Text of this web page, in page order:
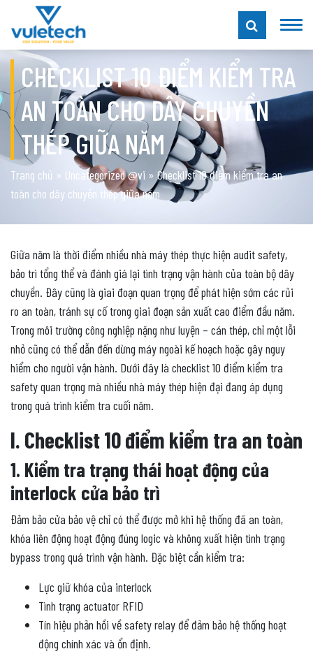
CHECKLIST 10 ĐIỂM KIỂM TRA
AN TOÀN CHO DÂY CHUYỀN
THÉP GIỮA NĂM
Trang chủ » Uncategorized @vi » Checklist 10 điểm kiểm tra an
toàn cho dây chuyền thép giữa năm
Giữa năm là thời điểm nhiều nhà máy thép thực hiện audit safety,
bảo trì tổng thể và đánh giá lại tình trạng vận hành của toàn bộ dây
chuyền. Đây cũng là giai đoạn quan trọng để phát hiện sớm các rủi
ro an toàn, tránh sự cố trong giai đoạn sản xuất cao điểm đầu năm.
Trong môi trường công nghiệp nặng như luyện – cán thép, chỉ một lỗi
nhỏ cũng có thể dẫn đến dừng máy ngoài kế hoạch hoặc gây nguy
hiểm cho người vận hành. Dưới đây là checklist 10 điểm kiểm tra
safety quan trọng mà nhiều nhà máy thép hiện đại đang áp dụng
trong quá trình kiểm tra cuối năm.
I. Checklist 10 điểm kiểm tra an toàn
1. Kiểm tra trạng thái hoạt động của
interlock cửa bảo trì
Đảm bảo cửa bảo vệ chỉ có thể được mở khi hệ thống đã an toàn,
khóa liên động hoạt động đúng logic và không xuất hiện tình trạng
bypass trong quá trình vận hành. Đặc biệt cần kiểm tra:
Lực giữ khóa của interlock
Tình trạng actuator RFID
Tín hiệu phản hồi về safety relay để đảm bảo hệ thống hoạt
động chính xác và ổn định.